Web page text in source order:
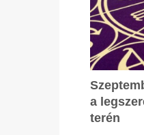
a
terén